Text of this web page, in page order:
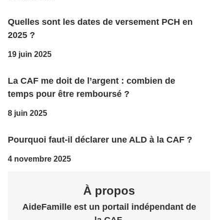
Quelles sont les dates de versement PCH en
2025 ?
19 juin 2025
La CAF me doit de l’argent : combien de
temps pour être remboursé ?
8 juin 2025
Pourquoi faut-il déclarer une ALD à la CAF ?
4 novembre 2025
À propos
AideFamille est un portail indépendant de